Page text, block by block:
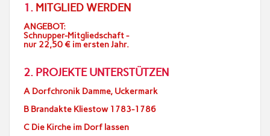
1. MITGLIED WERDEN
ANGEBOT:
Schnupper-Mitgliedschaft -
nur 22,50 € im ersten Jahr.
2. PROJEKTE UNTERSTÜTZEN
A Dorfchronik Damme, Uckermark
B Brandakte Kliestow 1783-1786
C Die Kirche im Dorf lassen